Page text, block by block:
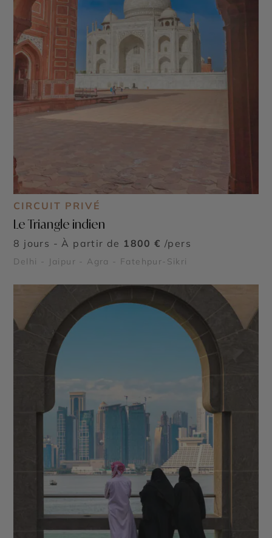
CIRCUIT PRIVÉ
Le Triangle indien
8 jours - À partir de 1800 € /pers
Delhi - Jaipur - Agra - Fatehpur-Sikri